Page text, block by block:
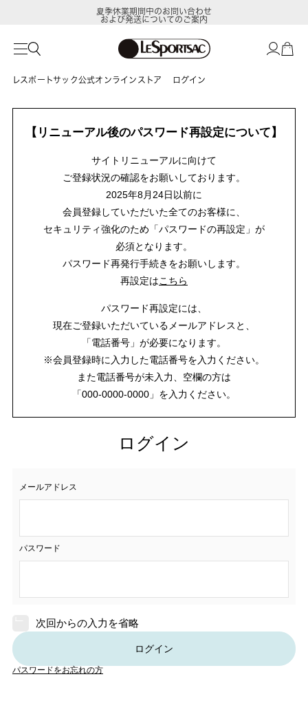
夏季休業期間中のお問い合わせ
および発送についてのご案内
レスポートサック公式オンラインストア ログイン
【リニューアル後のパスワード再設定について】
サイトリニューアルに向けて
ご登録状況の確認をお願いしております。
2025年8月24日以前に
会員登録していただいた全てのお客様に、
セキュリティ強化のため「パスワードの再設定」が
必須となります。
パスワード再発行手続きをお願いします。
再設定はこちら
パスワード再設定には、
現在ご登録いただいているメールアドレスと、
「電話番号」が必要になります。
※会員登録時に入力した電話番号を入力ください。
また電話番号が未入力、空欄の方は
「000-0000-0000」を入力ください。
ログイン
メールアドレス
パスワード
次回からの入力を省略
ログイン
パスワードをお忘れの方